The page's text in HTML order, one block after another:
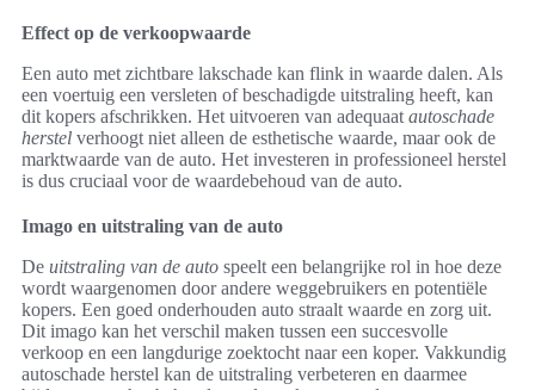
Effect op de verkoopwaarde
Een auto met zichtbare lakschade kan flink in waarde dalen. Als
een voertuig een versleten of beschadigde uitstraling heeft, kan
dit kopers afschrikken. Het uitvoeren van adequaat autoschade
herstel verhoogt niet alleen de esthetische waarde, maar ook de
marktwaarde van de auto. Het investeren in professioneel herstel
is dus cruciaal voor de waardebehoud van de auto.
Imago en uitstraling van de auto
De uitstraling van de auto speelt een belangrijke rol in hoe deze
wordt waargenomen door andere weggebruikers en potentiële
kopers. Een goed onderhouden auto straalt waarde en zorg uit.
Dit imago kan het verschil maken tussen een succesvolle
verkoop en een langdurige zoektocht naar een koper. Vakkundig
autoschade herstel kan de uitstraling verbeteren en daarmee